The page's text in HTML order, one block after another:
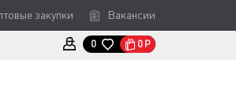
закупки Вакансии
0 0 Р